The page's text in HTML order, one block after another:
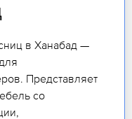
в Ханабад —
Представляет
со